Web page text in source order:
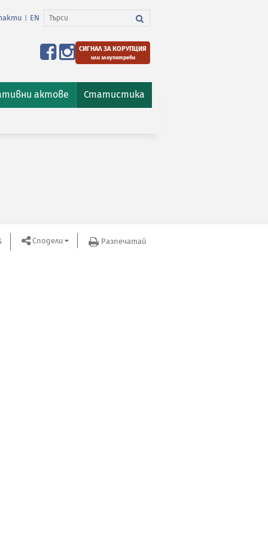
EN
СИГНАЛ ЗА КОРУПЦИЯ
или злоупотреби
актове Статистика
Сподели Разпечатай